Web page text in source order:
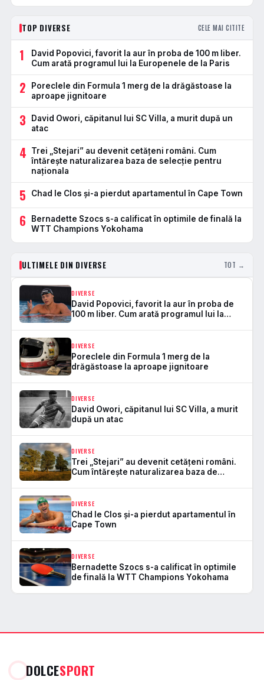
TOP DIVERSE CELE MAI CITITE
1
David Popovici, favorit la aur în proba de 100 m liber.
Cum arată programul lui la Europenele de la Paris
2
Poreclele din Formula 1 merg de la drăgăstoase la
aproape jignitoare
3
David Owori, căpitanul lui SC Villa, a murit după un
atac
4
Trei „Stejari” au devenit cetățeni români. Cum
întărește naturalizarea baza de selecție pentru
naționala
5 Chad le Clos și-a pierdut apartamentul în Cape Town
6
Bernadette Szocs s-a calificat în optimile de finală la
WTT Champions Yokohama
ULTIMELE DIN DIVERSE TOT →
DIVERSE
David Popovici, favorit la aur în proba de
100 m liber. Cum arată programul lui la
DIVERSE
Poreclele din Formula 1 merg de la
drăgăstoase la aproape jignitoare
DIVERSE
David Owori, căpitanul lui SC Villa, a murit
după un atac
DIVERSE
Trei „Stejari” au devenit cetățeni români.
Cum întărește naturalizarea baza de
DIVERSE
Chad le Clos și-a pierdut apartamentul în
Cape Town
DIVERSE
Bernadette Szocs s-a calificat în optimile
de finală la WTT Champions Yokohama
DOLCESPORT